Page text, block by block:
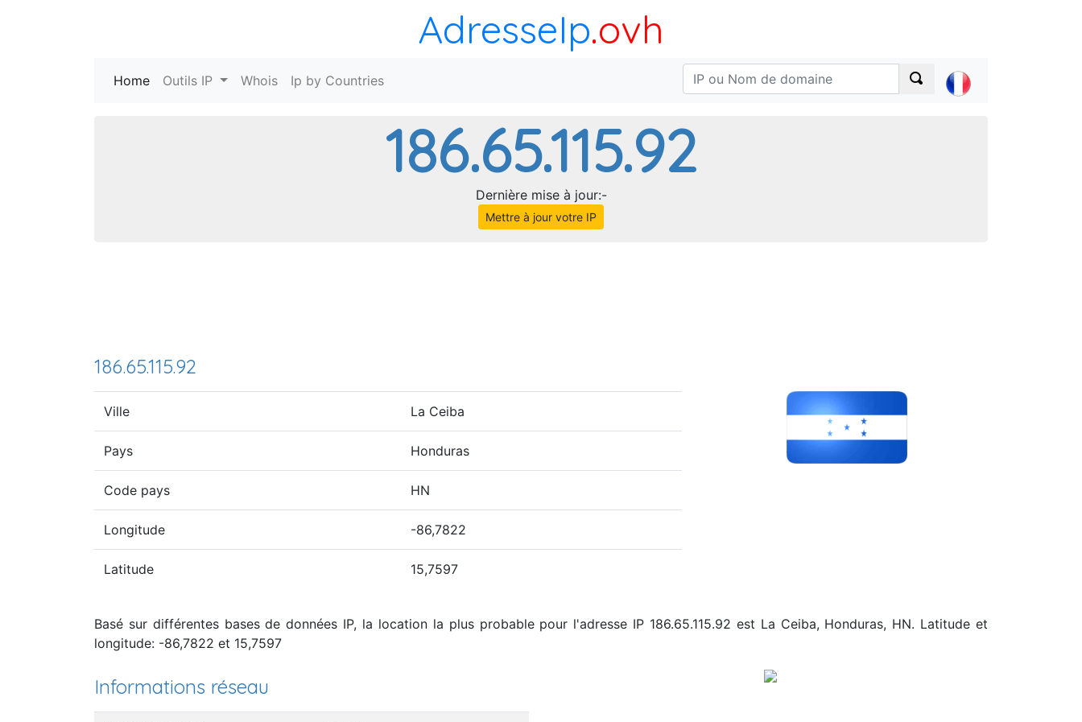
AdresseIp.ovh
Home (current)
Outils IP Whois Ip by Countries
186.65.115.92
Dernière mise à jour:-
Mettre à jour votre IP
186.65.115.92
Ville La Ceiba
Pays Honduras
Code pays HN
Longitude -86,7822
Latitude 15,7597
Basé sur différentes bases de données IP, la location la plus probable pour l'adresse IP 186.65.115.92 est La Ceiba, Honduras, HN. Latitude et
longitude: -86,7822 et 15,7597
Informations réseau